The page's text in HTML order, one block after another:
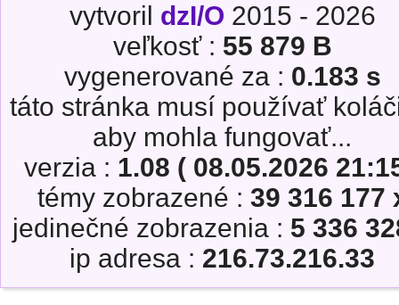
vytvoril dzI/O 2015 - 2026
veľkosť : 55 879 B
vygenerované za : 0.183 s
táto stránka musí používať
aby mohla fungovať...
verzia : 1.08 ( 08.05.2026
témy zobrazené : 39 316 177
jedinečné zobrazenia : 5 336
ip adresa : 216.73.216.33